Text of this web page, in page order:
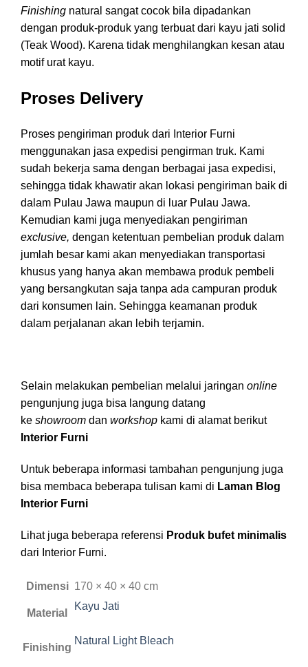
Finishing natural sangat cocok bila dipadankan
dengan produk-produk yang terbuat dari kayu jati solid
(Teak Wood). Karena tidak menghilangkan kesan atau
motif urat kayu.
Proses Delivery
Proses pengiriman produk dari Interior Furni
menggunakan jasa expedisi pengirman truk. Kami
sudah bekerja sama dengan berbagai jasa expedisi,
sehingga tidak khawatir akan lokasi pengiriman baik di
dalam Pulau Jawa maupun di luar Pulau Jawa.
Kemudian kami juga menyediakan pengiriman
exclusive, dengan ketentuan pembelian produk dalam
jumlah besar kami akan menyediakan transportasi
khusus yang hanya akan membawa produk pembeli
yang bersangkutan saja tanpa ada campuran produk
dari konsumen lain. Sehingga keamanan produk
dalam perjalanan akan lebih terjamin.
Selain melakukan pembelian melalui jaringan online
pengunjung juga bisa langung datang
ke showroom dan workshop kami di alamat berikut
Interior Furni
Untuk beberapa informasi tambahan pengunjung juga
bisa membaca beberapa tulisan kami di Laman Blog
Interior Furni
Lihat juga beberapa referensi Produk bufet minimalis
dari Interior Furni.
Dimensi 170 × 40 × 40 cm
Material
Kayu Jati
Finishing
Natural Light Bleach